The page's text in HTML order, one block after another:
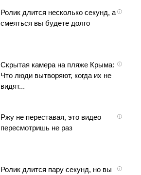
i
Ролик длится несколько секунд, а
смеяться вы будете долго
i
Скрытая камера на пляже Крыма:
Что люди вытворяют, когда их не
видят...
i
Ржу не переставая, это видео
пересмотришь не раз
i
Ролик длится пару секунд, но вы